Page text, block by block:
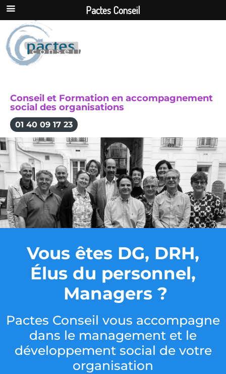
Conseil et Formation en accompagnement
social des organisations
01 40 09 17 23
Vous êtes DG, DRH,
Élus du personnel,
Managers ?
Pactes Conseil vous accompagne
dans le management et le
développement social de votre
organisation
Pactes Conseil